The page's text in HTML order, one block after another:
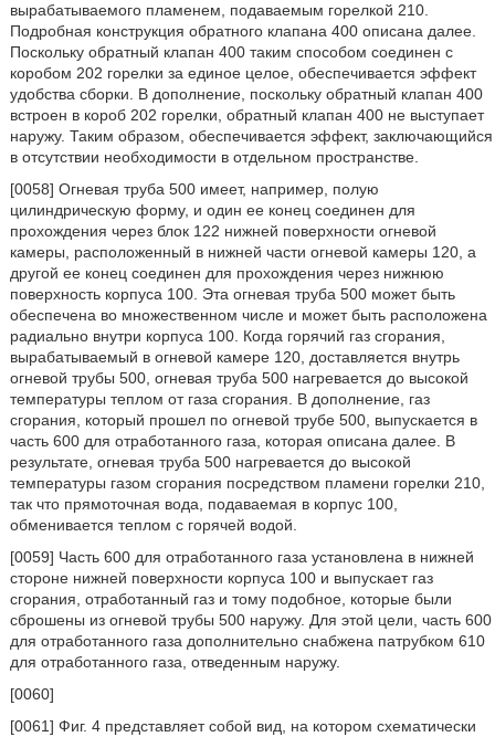
вырабатываемого пламенем, подаваемым горелкой 210.
Подробная конструкция обратного клапана 400 описана далее.
Поскольку обратный клапан 400 таким способом соединен с
коробом 202 горелки за единое целое, обеспечивается эффект
удобства сборки. В дополнение, поскольку обратный клапан 400
встроен в короб 202 горелки, обратный клапан 400 не выступает
наружу. Таким образом, обеспечивается эффект, заключающийся
в отсутствии необходимости в отдельном пространстве.
[0058] Огневая труба 500 имеет, например, полую
цилиндрическую форму, и один ее конец соединен для
прохождения через блок 122 нижней поверхности огневой
камеры, расположенный в нижней части огневой камеры 120, а
другой ее конец соединен для прохождения через нижнюю
поверхность корпуса 100. Эта огневая труба 500 может быть
обеспечена во множественном числе и может быть расположена
радиально внутри корпуса 100. Когда горячий газ сгорания,
вырабатываемый в огневой камере 120, доставляется внутрь
огневой трубы 500, огневая труба 500 нагревается до высокой
температуры теплом от газа сгорания. В дополнение, газ
сгорания, который прошел по огневой трубе 500, выпускается в
часть 600 для отработанного газа, которая описана далее. В
результате, огневая труба 500 нагревается до высокой
температуры газом сгорания посредством пламени горелки 210,
так что прямоточная вода, подаваемая в корпус 100,
обменивается теплом с горячей водой.
[0059] Часть 600 для отработанного газа установлена в нижней
стороне нижней поверхности корпуса 100 и выпускает газ
сгорания, отработанный газ и тому подобное, которые были
сброшены из огневой трубы 500 наружу. Для этой цели, часть 600
для отработанного газа дополнительно снабжена патрубком 610
для отработанного газа, отведенным наружу.
[0060]
[0061] Фиг. 4 представляет собой вид, на котором схематически